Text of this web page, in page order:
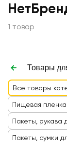
1 товар
Товары
Все товары
Пищевая пленка
Пакеты, рукава
Пакеты, сумки